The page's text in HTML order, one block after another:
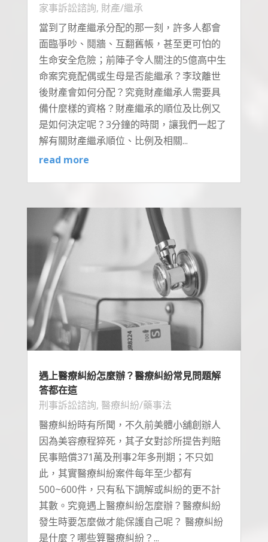
家事訴訟諮詢, 財產/繼承
當到了財產繼承分配的那一刻，許多人都會
面臨爭吵、鬩牆、互翻舊帳，甚至更可怕的
生命安全危險；前陣子令人關注的5億高中生
命案究竟配偶或生母是否能繼承？李玟離世
後財產會如何分配？究竟財產繼承人需要具
備什麼樣的資格？財產繼承的順位及比例又
是如何決定呢？3分鐘的時間，讓我們一起了
解有關財產繼承順位、比例及相關...
read more
遇上醫療糾紛怎麼辦？醫療糾紛常見問題解
答都在這
刑事訴訟諮詢, 醫療糾紛/藥事法
醫療糾紛時有所聞，不久前美體小舖創辦人
因為美容療程猝死，其子女對診所提告判賠
民事賠償371萬及刑事2年多刑期；不只如
此，其實醫療糾紛案件每年至少都有
500~600件，只有私下調解或糾紛的更不計
其數。究竟遇上醫療糾紛怎麼辦？醫療糾紛
發生時要怎麼做才能保護自己呢？ 醫療糾紛
是什麼？哪些算醫療糾紛？...